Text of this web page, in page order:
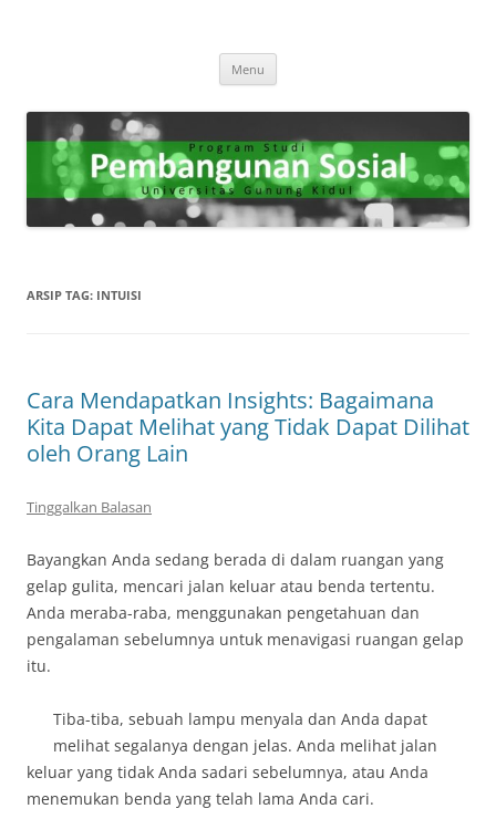
Sosial
Sosial."
Menu
ARSIP TAG: INTUISI
Cara Mendapatkan Insights: Bagaimana
Kita Dapat Melihat yang Tidak Dapat Dilihat
oleh Orang Lain
Tinggalkan Balasan
Bayangkan Anda sedang berada di dalam ruangan yang
gelap gulita, mencari jalan keluar atau benda tertentu.
Anda meraba-raba, menggunakan pengetahuan dan
pengalaman sebelumnya untuk menavigasi ruangan gelap
itu.
Tiba-tiba, sebuah lampu menyala dan Anda dapat
melihat segalanya dengan jelas. Anda melihat jalan
keluar yang tidak Anda sadari sebelumnya, atau Anda
menemukan benda yang telah lama Anda cari.